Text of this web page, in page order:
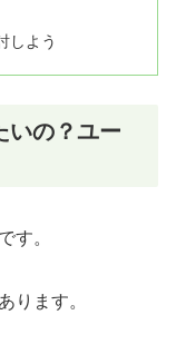
しよう
いの？ユー
す。
ります。